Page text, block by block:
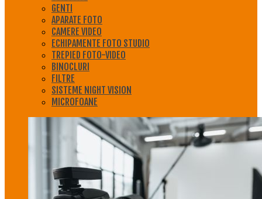
GENTI
APARATE FOTO
CAMERE VIDEO
ECHIPAMENTE FOTO STUDIO
TREPIED FOTO-VIDEO
BINOCLURI
FILTRE
SISTEME NIGHT VISION
MICROFOANE